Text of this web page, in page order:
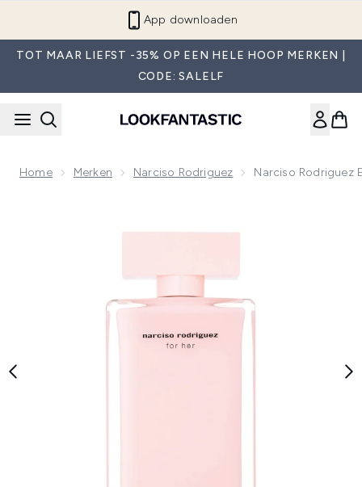
App downloaden
TOT MAAR LIEFST -35% OP EEN HELE HOOP MERKEN |
CODE: SALELF
Home Merken Narciso Rodriguez Narciso Rodriguez